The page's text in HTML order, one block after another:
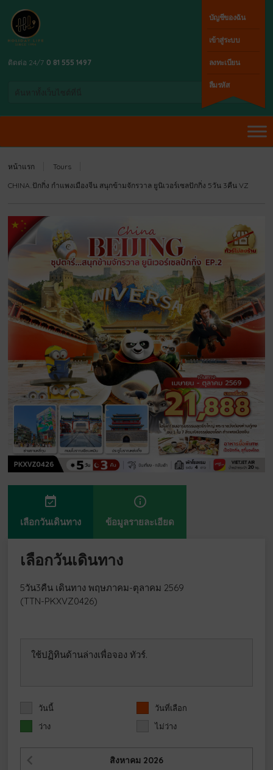
บัญชีของฉัน
เข้าสู่ระบบ
ลงทะเบียน
ลืมรหัส
ติดต่อ 24/7 0 81 555 1497
หน้าแรก Tours
CHINA..ปักกิ่ง กำแพงเมืองจีน สนุกข้ามจักรวาล ยูนิเวอร์เซลปักกิ่ง 5วัน 3คืน VZ
event_available
เลือกวันเดินทาง
info_outline
ข้อมูลรายละเอียด
เลือกวันเดินทาง
5วัน3คืน เดินทาง พฤษภาคม-ตุลาคม 2569
(TTN-PKXVZ0426)
ใช้ปฏิทินด้านล่างเพื่อจอง ทัวร์.
วันนี้
วันที่เลือก
ว่าง
ไม่ว่าง
สิงหาคม 2026